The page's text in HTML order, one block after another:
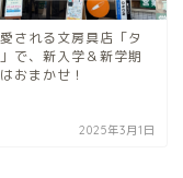
される文房具店「タ
で、新入学＆新学期
おまかせ！
2025年3月1日